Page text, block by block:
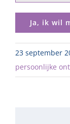
Ja, ik wil
23 september
persoonlijke